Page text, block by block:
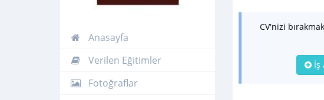
Anasayfa
Verilen Eğitimler
Fotoğraflar
CV'nizi
İş